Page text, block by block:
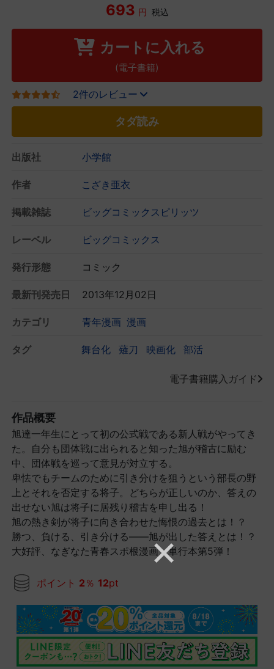
693 円 税込
カートに入れる
(電子書籍)
2件のレビュー
タダ読み
出版社 小学館
作者 こざき亜衣
掲載雑誌 ビッグコミックスピリッツ
レーベル ビッグコミックス
発行形態 コミック
最新刊発売日 2013年12月02日
カテゴリ 青年漫画 漫画
タグ 舞台化 薙刀 映画化 部活
電子書籍購入ガイド
作品概要
旭達一年生にとって初の公式戦である新人戦がやってき
た。自分も団体戦に出られると知った旭が稽古に励む
中、団体戦を巡って意見が対立する。
卑怯でもチームのために引き分けを狙うという部長の野
上とそれを否定する将子。どちらが正しいのか、答えの
出せない旭は将子に居残り稽古を申し出る！
旭の熱き剣が将子に向き合わせた悔恨の過去とは！？
勝つ、負ける、引き分ける――旭が出した答えとは！？
大好評、なぎなた青春スポ根漫画、単行本第5弾！
ポイント 2 ％ 12pt